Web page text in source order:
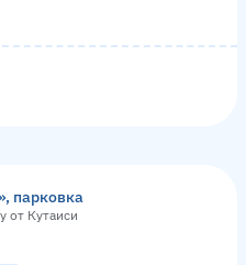
парковка
от Кутаиси